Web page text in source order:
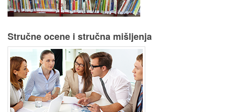
Stručne ocene i stručna mišljenja